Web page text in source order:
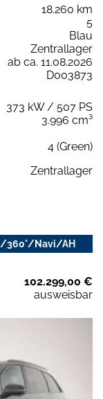
18.260 km
5
Blau
Zentrallager
ab ca. 11.08.2026
D003873
373 kW / 507 PS
3.996 cm³
4 (Green)
Zentrallager
360°/Navi/AH
102.299,00 €
ausweisbar